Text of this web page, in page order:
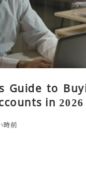
Guide to
in 2026
時前